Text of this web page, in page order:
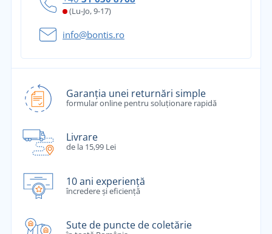
(Lu-Jo, 9-17)
info@bontis.ro
Garanția unei returnări simple
formular online pentru soluționare rapidă
Livrare
de la 15,99 Lei
10 ani experiență
încredere și eficiență
Sute de puncte de coletărie